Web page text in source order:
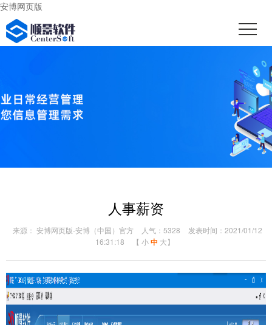
安博网页版
人事薪资
来源： 安博网页版-安博（中国）官方 人气：5328
发表时间：2021/01/12
16:31:18
【 小 中 大】